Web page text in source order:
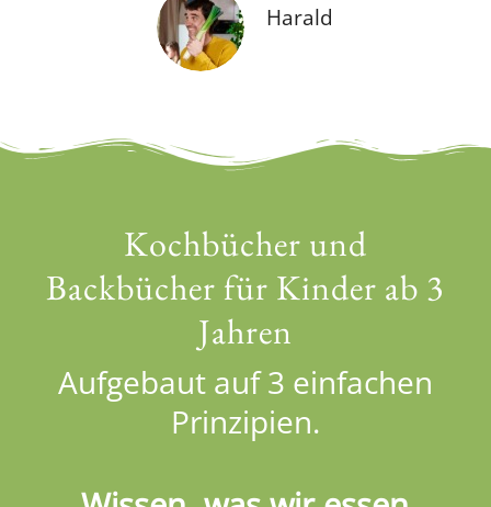
Harald
Kochbücher und
Jahren
Aufgebaut auf 3 einfachen
Prinzipien.
Wissen, was wir essen
und starten gemeinsam Schritt für Schritt in